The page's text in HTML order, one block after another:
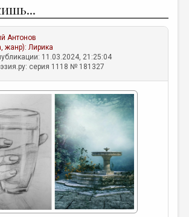
Антонов
жанр):Лирика
11.03.2024, 21:25:04
серия 1118 № 181327